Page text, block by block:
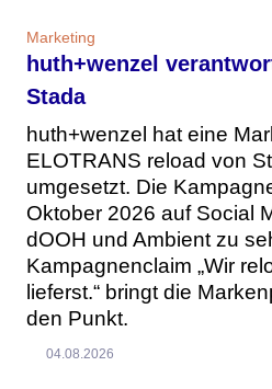
Marketing
huth+wenzel
Stada
huth+wenzel hat eine
ELOTRANS reload von
umgesetzt. Die
Oktober 2026 auf Social
dOOH und Ambient zu
Kampagnenclaim „Wir
lieferst.“ bringt die
den Punkt.
04.08.2026